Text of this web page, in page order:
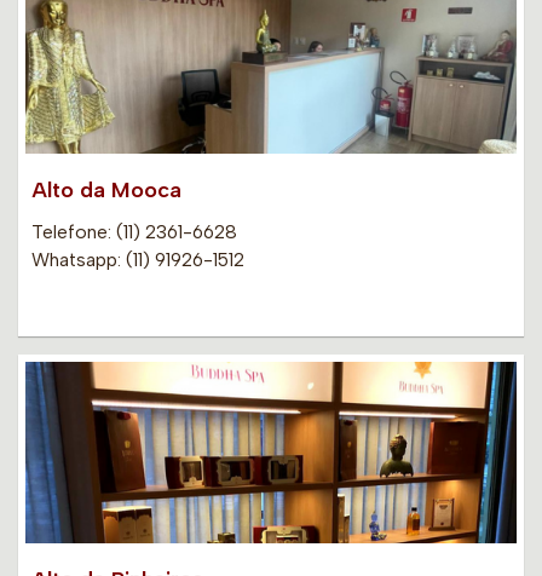
Alto da Mooca
Telefone: (11) 2361-6628
Whatsapp: (11) 91926-1512